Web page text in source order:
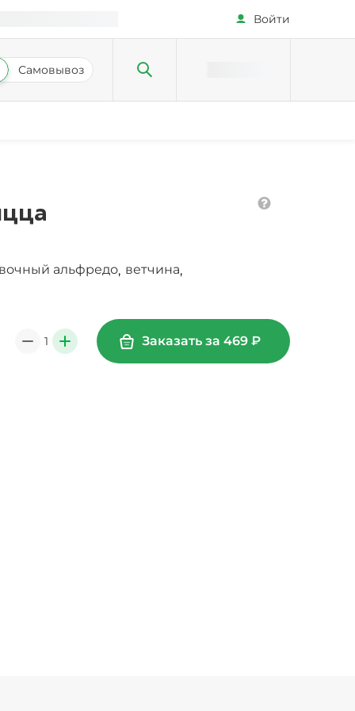
Войти
Самовывоз
альфредо, ветчина,
1 + Заказать за 469 ₽